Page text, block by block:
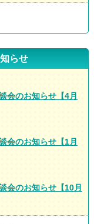
らせ
会のお知らせ【4月
会のお知らせ【1月
会のお知らせ【10月